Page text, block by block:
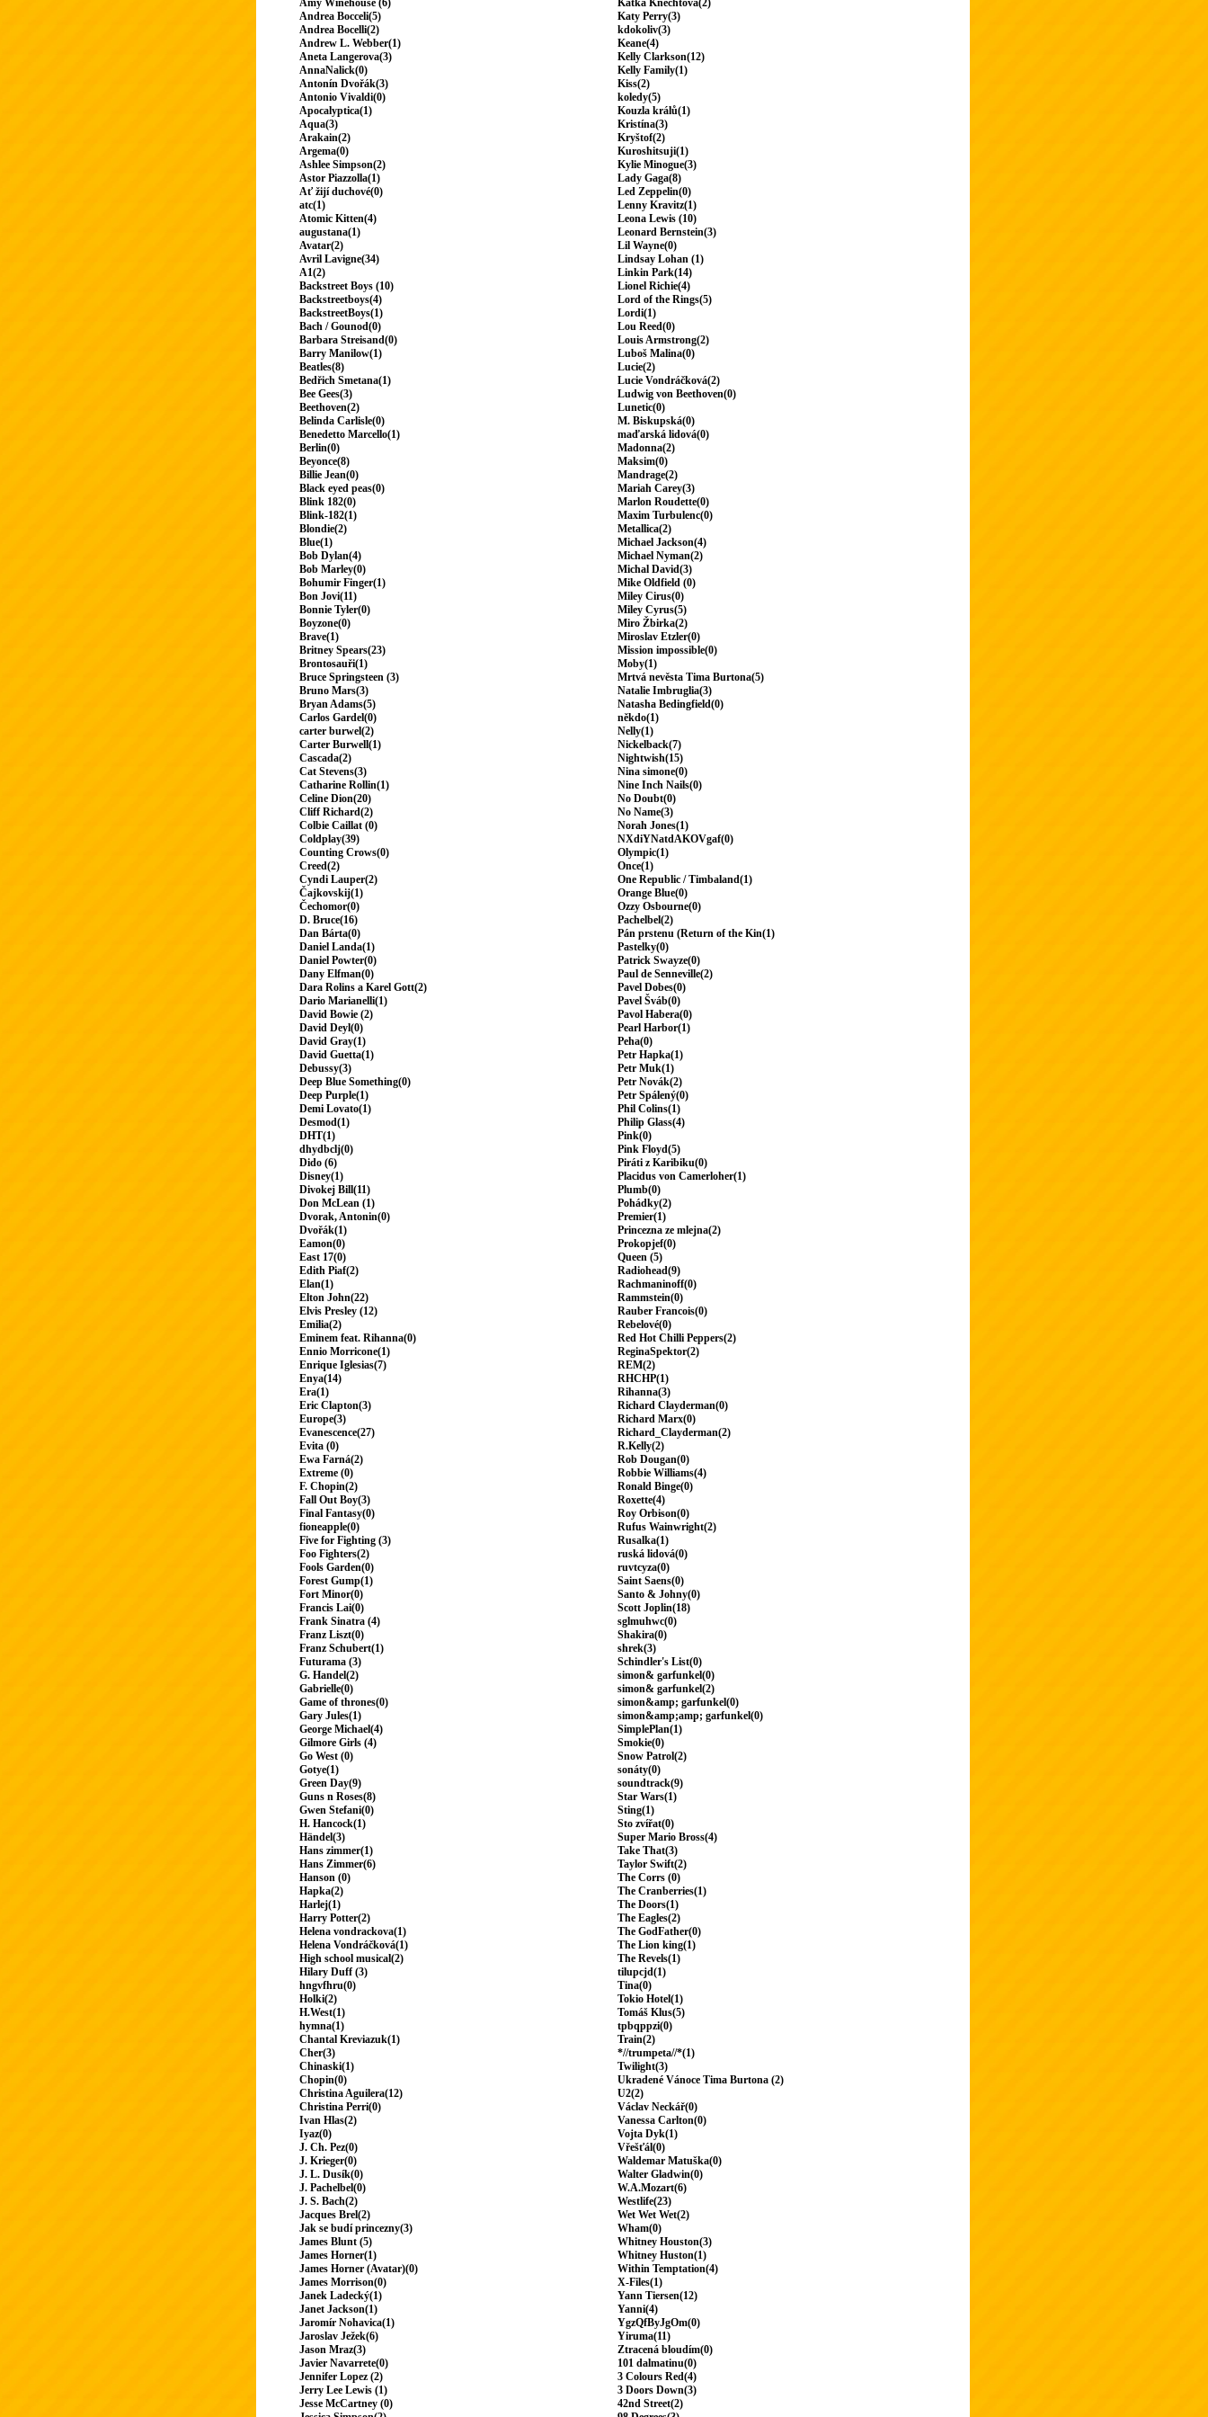
Amy Winehouse (6)
Andrea Bocceli(5)
Andrea Bocelli(2)
Andrew L. Webber(1)
Aneta Langerova(3)
AnnaNalick(0)
Antonín Dvořák(3)
Antonio Vivaldi(0)
Apocalyptica(1)
Aqua(3)
Arakain(2)
Argema(0)
Ashlee Simpson(2)
Astor Piazzolla(1)
Ať žijí duchové(0)
atc(1)
Atomic Kitten(4)
augustana(1)
Avatar(2)
Avril Lavigne(34)
A1(2)
Backstreet Boys (10)
Backstreetboys(4)
BackstreetBoys(1)
Bach / Gounod(0)
Barbara Streisand(0)
Barry Manilow(1)
Beatles(8)
Bedřich Smetana(1)
Bee Gees(3)
Beethoven(2)
Belinda Carlisle(0)
Benedetto Marcello(1)
Berlin(0)
Beyonce(8)
Billie Jean(0)
Black eyed peas(0)
Blink 182(0)
Blink-182(1)
Blondie(2)
Blue(1)
Bob Dylan(4)
Bob Marley(0)
Bohumir Finger(1)
Bon Jovi(11)
Bonnie Tyler(0)
Boyzone(0)
Brave(1)
Britney Spears(23)
Brontosauři(1)
Bruce Springsteen (3)
Bruno Mars(3)
Bryan Adams(5)
Carlos Gardel(0)
carter burwel(2)
Carter Burwell(1)
Cascada(2)
Cat Stevens(3)
Catharine Rollin(1)
Celine Dion(20)
Cliff Richard(2)
Colbie Caillat (0)
Coldplay(39)
Counting Crows(0)
Creed(2)
Cyndi Lauper(2)
Čajkovskij(1)
Čechomor(0)
D. Bruce(16)
Dan Bárta(0)
Daniel Landa(1)
Daniel Powter(0)
Dany Elfman(0)
Dara Rolins a Karel Gott(2)
Dario Marianelli(1)
David Bowie (2)
David Deyl(0)
David Gray(1)
David Guetta(1)
Debussy(3)
Deep Blue Something(0)
Deep Purple(1)
Demi Lovato(1)
Desmod(1)
DHT(1)
dhydbclj(0)
Dido (6)
Disney(1)
Divokej Bill(11)
Don McLean (1)
Dvorak, Antonin(0)
Dvořák(1)
Eamon(0)
East 17(0)
Edith Piaf(2)
Elan(1)
Elton John(22)
Elvis Presley (12)
Emilia(2)
Eminem feat. Rihanna(0)
Ennio Morricone(1)
Enrique Iglesias(7)
Enya(14)
Era(1)
Eric Clapton(3)
Europe(3)
Evanescence(27)
Evita (0)
Ewa Farná(2)
Extreme (0)
F. Chopin(2)
Fall Out Boy(3)
Final Fantasy(0)
fioneapple(0)
Five for Fighting (3)
Foo Fighters(2)
Fools Garden(0)
Forest Gump(1)
Fort Minor(0)
Francis Lai(0)
Frank Sinatra (4)
Franz Liszt(0)
Franz Schubert(1)
Futurama (3)
G. Handel(2)
Gabrielle(0)
Game of thrones(0)
Gary Jules(1)
George Michael(4)
Gilmore Girls (4)
Go West (0)
Gotye(1)
Green Day(9)
Guns n Roses(8)
Gwen Stefani(0)
H. Hancock(1)
Händel(3)
Hans zimmer(1)
Hans Zimmer(6)
Hanson (0)
Hapka(2)
Harlej(1)
Harry Potter(2)
Helena vondrackova(1)
Helena Vondráčková(1)
High school musical(2)
Hilary Duff (3)
hngvfhru(0)
Holki(2)
H.West(1)
hymna(1)
Chantal Kreviazuk(1)
Cher(3)
Chinaski(1)
Chopin(0)
Christina Aguilera(12)
Christina Perri(0)
Ivan Hlas(2)
Iyaz(0)
J. Ch. Pez(0)
J. Krieger(0)
J. L. Dusík(0)
J. Pachelbel(0)
J. S. Bach(2)
Jacques Brel(2)
Jak se budí princezny(3)
James Blunt (5)
James Horner(1)
James Horner (Avatar)(0)
James Morrison(0)
Janek Ladecký(1)
Janet Jackson(1)
Jaromír Nohavica(1)
Jaroslav Ježek(6)
Jason Mraz(3)
Javier Navarrete(0)
Jennifer Lopez (2)
Jerry Lee Lewis (1)
Jesse McCartney (0)
Katka Knechtová(2)
Katy Perry(3)
kdokoliv(3)
Keane(4)
Kelly Clarkson(12)
Kelly Family(1)
Kiss(2)
koledy(5)
Kouzla králů(1)
Kristína(3)
Kryštof(2)
Kuroshitsuji(1)
Kylie Minogue(3)
Lady Gaga(8)
Led Zeppelin(0)
Lenny Kravitz(1)
Leona Lewis (10)
Leonard Bernstein(3)
Lil Wayne(0)
Lindsay Lohan (1)
Linkin Park(14)
Lionel Richie(4)
Lord of the Rings(5)
Lordi(1)
Lou Reed(0)
Louis Armstrong(2)
Luboš Malina(0)
Lucie(2)
Lucie Vondráčková(2)
Ludwig von Beethoven(0)
Lunetic(0)
M. Biskupská(0)
maďarská lidová(0)
Madonna(2)
Maksim(0)
Mandrage(2)
Mariah Carey(3)
Marlon Roudette(0)
Maxim Turbulenc(0)
Metallica(2)
Michael Jackson(4)
Michael Nyman(2)
Michal David(3)
Mike Oldfield (0)
Miley Cirus(0)
Miley Cyrus(5)
Miro Žbirka(2)
Miroslav Etzler(0)
Mission impossible(0)
Moby(1)
Mrtvá nevěsta Tima Burtona(5)
Natalie Imbruglia(3)
Natasha Bedingfield(0)
někdo(1)
Nelly(1)
Nickelback(7)
Nightwish(15)
Nina simone(0)
Nine Inch Nails(0)
No Doubt(0)
No Name(3)
Norah Jones(1)
NXdiYNatdAKOVgaf(0)
Olympic(1)
Once(1)
One Republic / Timbaland(1)
Orange Blue(0)
Ozzy Osbourne(0)
Pachelbel(2)
Pán prstenu (Return of the Kin(1)
Pastelky(0)
Patrick Swayze(0)
Paul de Senneville(2)
Pavel Dobes(0)
Pavel Šváb(0)
Pavol Habera(0)
Pearl Harbor(1)
Peha(0)
Petr Hapka(1)
Petr Muk(1)
Petr Novák(2)
Petr Spálený(0)
Phil Colins(1)
Philip Glass(4)
Pink(0)
Pink Floyd(5)
Piráti z Karibiku(0)
Placidus von Camerloher(1)
Plumb(0)
Pohádky(2)
Premier(1)
Princezna ze mlejna(2)
Prokopjef(0)
Queen (5)
Radiohead(9)
Rachmaninoff(0)
Rammstein(0)
Rauber Francois(0)
Rebelové(0)
Red Hot Chilli Peppers(2)
ReginaSpektor(2)
REM(2)
RHCHP(1)
Rihanna(3)
Richard Clayderman(0)
Richard Marx(0)
Richard_Clayderman(2)
R.Kelly(2)
Rob Dougan(0)
Robbie Williams(4)
Ronald Binge(0)
Roxette(4)
Roy Orbison(0)
Rufus Wainwright(2)
Rusalka(1)
ruská lidová(0)
ruvtcyza(0)
Saint Saens(0)
Santo & Johny(0)
Scott Joplin(18)
sglmuhwc(0)
Shakira(0)
shrek(3)
Schindler's List(0)
simon& garfunkel(0)
simon& garfunkel(2)
simon&amp; garfunkel(0)
simon&amp;amp; garfunkel(0)
SimplePlan(1)
Smokie(0)
Snow Patrol(2)
sonáty(0)
soundtrack(9)
Star Wars(1)
Sting(1)
Sto zvířat(0)
Super Mario Bross(4)
Take That(3)
Taylor Swift(2)
The Corrs (0)
The Cranberries(1)
The Doors(1)
The Eagles(2)
The GodFather(0)
The Lion king(1)
The Revels(1)
tilupcjd(1)
Tina(0)
Tokio Hotel(1)
Tomáš Klus(5)
tpbqppzi(0)
Train(2)
*//trumpeta//*(1)
Twilight(3)
Ukradené Vánoce Tima Burtona (2)
U2(2)
Václav Neckář(0)
Vanessa Carlton(0)
Vojta Dyk(1)
Vřešťál(0)
Waldemar Matuška(0)
Walter Gladwin(0)
W.A.Mozart(6)
Westlife(23)
Wet Wet Wet(2)
Wham(0)
Whitney Houston(3)
Whitney Huston(1)
Within Temptation(4)
X-Files(1)
Yann Tiersen(12)
Yanni(4)
YgzQfByJgOm(0)
Yiruma(11)
Ztracená bloudím(0)
101 dalmatinu(0)
3 Colours Red(4)
3 Doors Down(3)
42nd Street(2)